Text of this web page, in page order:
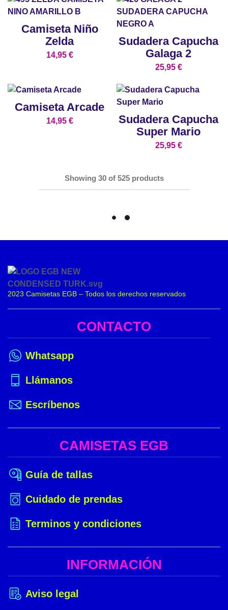
Camiseta Niño
Zelda
14,95 €
Sudadera Capucha
Galaga 2
25,95 €
Camiseta Arcade
14,95 €
Sudadera Capucha
Super Mario
25,95 €
Showing 30 of 525 products
Load More
2023 Camisetas EGB – Todos los derechos reservados
CONTACTO
Whatsapp
Llámanos
Escríbenos
CAMISETAS EGB
Guía de tallas
Cuidado de prendas
Terminos y condiciones
INFORMACIÓN
Aviso legal